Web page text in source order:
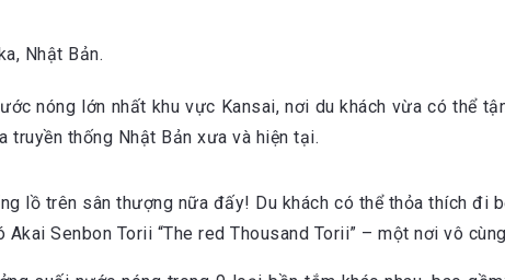
Nhật Bản.
nóng lớn nhất khu vực Kansai, nơi du khách vừa có thể
thống Nhật Bản xưa và hiện tại.
lồ trên sân thượng nữa đấy! Du khách có thể thỏa thích đi
Senbon Torii “The red Thousand Torii” – một nơi vô